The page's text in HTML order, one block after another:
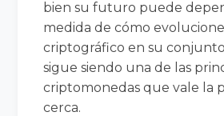
bien su futuro puede
medida de cómo
criptográfico en su
sigue siendo una de las
criptomonedas que vale la
cerca.